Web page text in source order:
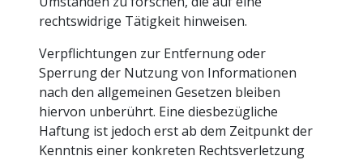
rechtswidrige Tätigkeit hinweisen.
Verpflichtungen zur Entfernung oder
Sperrung der Nutzung von Informationen
nach den allgemeinen Gesetzen bleiben
hiervon unberührt. Eine diesbezügliche
Haftung ist jedoch erst ab dem Zeitpunkt der
Kenntnis einer konkreten Rechtsverletzung